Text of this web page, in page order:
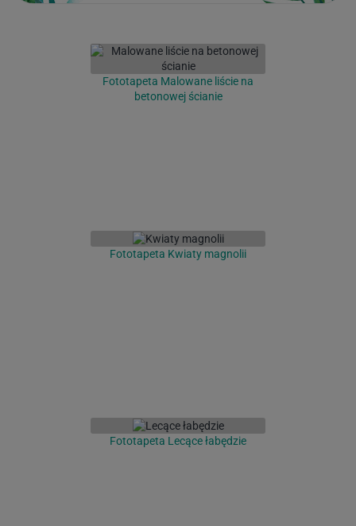
Fototapeta Malowane liście na
betonowej ścianie
Fototapeta Kwiaty magnolii
Fototapeta Lecące łabędzie